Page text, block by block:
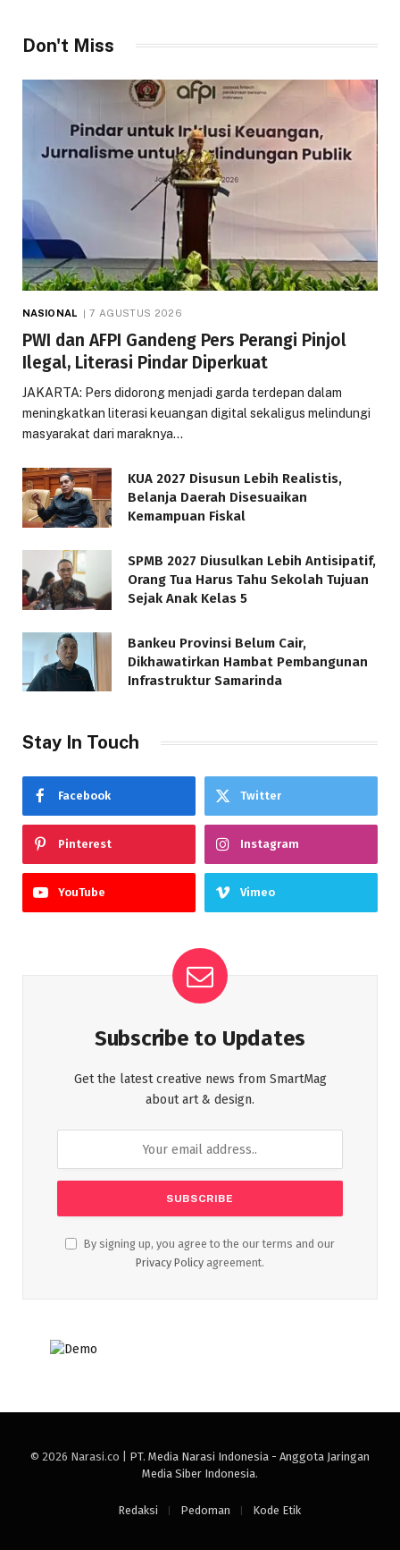
Don't Miss
NASIONAL 7 AGUSTUS 2026
PWI dan AFPI Gandeng Pers Perangi Pinjol
Ilegal, Literasi Pindar Diperkuat
JAKARTA: Pers didorong menjadi garda terdepan dalam
meningkatkan literasi keuangan digital sekaligus melindungi
masyarakat dari maraknya…
KUA 2027 Disusun Lebih Realistis,
Belanja Daerah Disesuaikan
Kemampuan Fiskal
SPMB 2027 Diusulkan Lebih Antisipatif,
Orang Tua Harus Tahu Sekolah Tujuan
Sejak Anak Kelas 5
Bankeu Provinsi Belum Cair,
Dikhawatirkan Hambat Pembangunan
Infrastruktur Samarinda
Stay In Touch
Facebook Twitter
Pinterest Instagram
YouTube Vimeo
Subscribe to Updates
Get the latest creative news from SmartMag
about art & design.
By signing up, you agree to the our terms and our
Privacy Policy agreement.
© 2026 Narasi.co | PT. Media Narasi Indonesia - Anggota Jaringan
Media Siber Indonesia.
Redaksi Pedoman Kode Etik